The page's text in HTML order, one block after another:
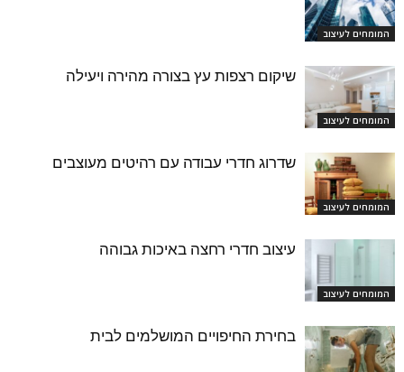
המומחים לעיצוב
המומחים לעיצוב
שיקום רצפות עץ בצורה מהירה ויעילה
המומחים לעיצוב
שדרוג חדרי עבודה עם רהיטים מעוצבים
המומחים לעיצוב
עיצוב חדרי רחצה באיכות גבוהה
בחירת החיפויים המושלמים לבית